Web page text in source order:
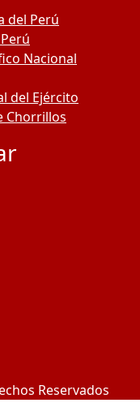
del Perú
Nacional
del Ejército
Chorrillos
Reservados